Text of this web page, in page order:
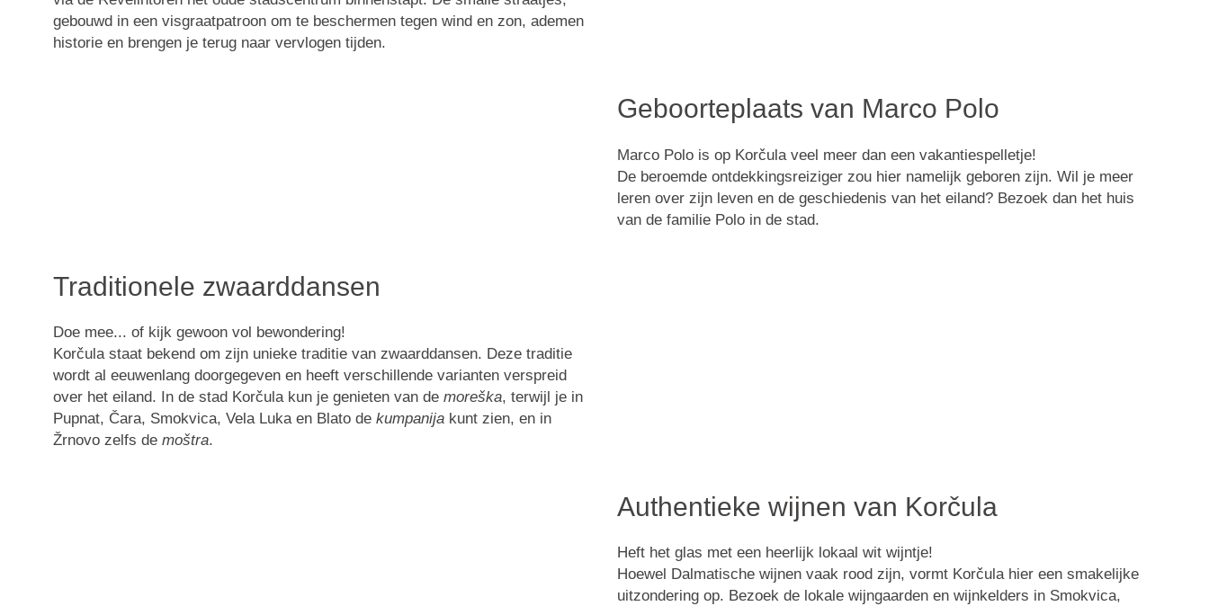
gebouwd in een visgraatpatroon om te beschermen tegen wind en zon, ademen
historie en brengen je terug naar vervlogen tijden.
Geboorteplaats van Marco Polo
Marco Polo is op Korčula veel meer dan een vakantiespelletje!
De beroemde ontdekkingsreiziger zou hier namelijk geboren zijn. Wil je meer
leren over zijn leven en de geschiedenis van het eiland? Bezoek dan het huis
van de familie Polo in de stad.
Traditionele zwaarddansen
Doe mee... of kijk gewoon vol bewondering!
Korčula staat bekend om zijn unieke traditie van zwaarddansen. Deze traditie
wordt al eeuwenlang doorgegeven en heeft verschillende varianten verspreid
over het eiland. In de stad Korčula kun je genieten van de moreška, terwijl je in
Pupnat, Čara, Smokvica, Vela Luka en Blato de kumpanijakunt zien, en in
Žrnovo zelfs de moštra.
Authentieke wijnen van Korčula
Heft het glas met een heerlijk lokaal wit wijntje!
Hoewel Dalmatische wijnen vaak rood zijn, vormt Korčula hier een smakelijke
uitzondering op. Bezoek de lokale wijngaarden en wijnkelders in Smokvica,